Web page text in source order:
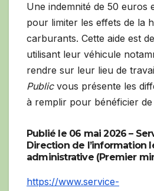
Une indemnité de 50 euros
pour limiter les effets de la
carburants. Cette aide est
utilisant leur véhicule
rendre sur leur lieu de
Publicvous présente les
à remplir pour bénéficier
Publié le 06 mai 2026 –
Direction de l’information
administrative (Premier
https://www.service-